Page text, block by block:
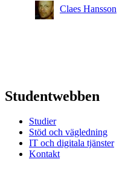
Claes Hansson
Studentwebben
Studier
Stöd och vägledning
IT och digitala tjänster
Kontakt